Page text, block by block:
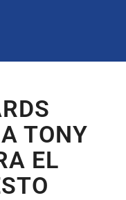
TONY
EL